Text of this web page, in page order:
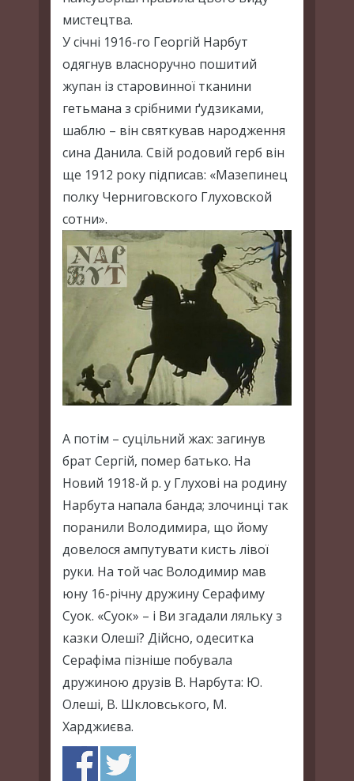
мистецтва.
У січні 1916-го Георгій Нарбут
одягнув власноручно пошитий
жупан із старовинної тканини
гетьмана з срібними ґудзиками,
шаблю – він святкував народження
сина Данила. Свій родовий герб він
ще 1912 року підписав: «Мазепинец
полку Черниговского Глуховской
сотни».
А потім – суцільний жах: загинув
брат Сергій, помер батько. На
Новий 1918-й р. у Глухові на родину
Нарбута напала банда; злочинці так
поранили Володимира, що йому
довелося ампутувати кисть лівої
руки. На той час Володимир мав
юну 16-річну дружину Серафиму
Суок. «Суок» – і Ви згадали ляльку з
казки Олеші? Дійсно, одеситка
Серафіма пізніше побувала
дружиною друзів В. Нарбута: Ю.
Олеші, В. Шкловського, М.
Харджиєва.